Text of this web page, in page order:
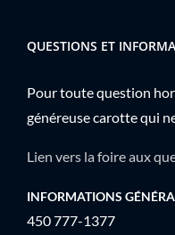
QUESTIONS ET
Pour toute question
généreuse carotte qui
Lien vers la foire aux
INFORMATIONS
450 777-1377